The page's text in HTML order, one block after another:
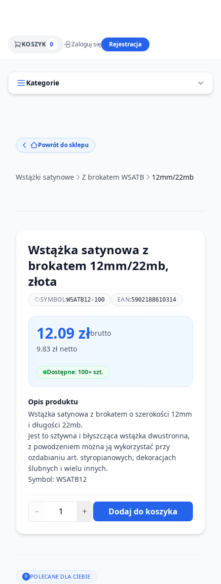
KOSZYK 0 Zaloguj się Rejestracja
Kategorie
Powrót do sklepu
Wstążki satynowe Z brokatem WSATB 12mm/22mb
Wstążka satynowa z
brokatem 12mm/22mb,
złota
SYMBOL:WSATB12-100 EAN:5902188610314
12.09 złbrutto
9.83 zł netto
Dostępne: 100+ szt.
Opis produktu
Wstążka satynowa z brokatem o szerokości 12mm
i długości 22mb.
Jest to sztywna i błyszcząca wstążka dwustronna,
z powodzeniem można ją wykorzystać przy
ozdabianiu art. styropianowych, dekoracjach
ślubnych i wielu innych.
Symbol: WSATB12
− + Dodaj do koszyka
POLECANE DLA CIEBIE